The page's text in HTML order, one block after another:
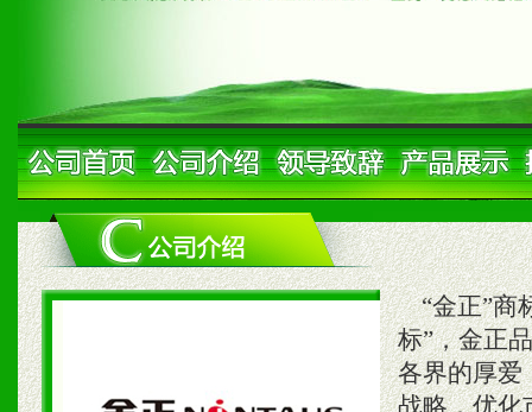
“金正”商
标”，金正
各界的厚爱
战略，优化